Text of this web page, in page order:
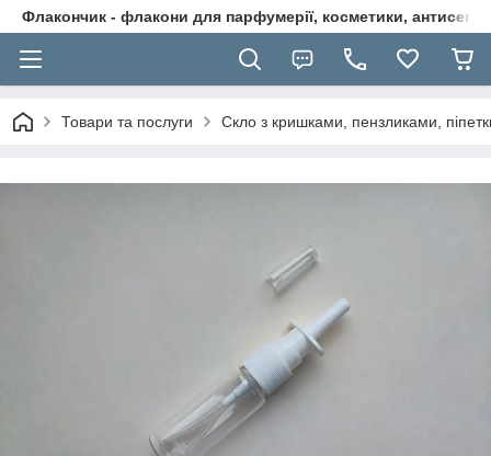
Флакончик - флакони для парфумерії, косметики,
Товари та послуги Скло з кришками, пензликами,